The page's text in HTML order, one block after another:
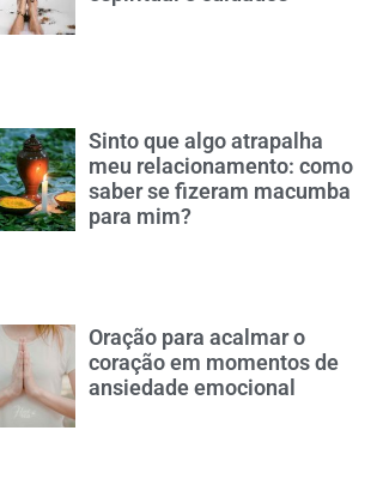
Sinto que algo atrapalha
meu relacionamento: como
saber se fizeram macumba
para mim?
Oração para acalmar o
coração em momentos de
ansiedade emocional